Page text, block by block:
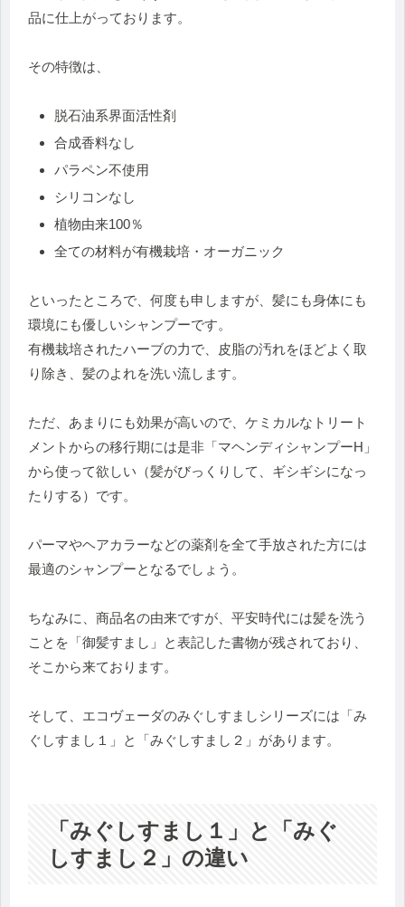
品に仕上がっております。
その特徴は、
脱石油系界面活性剤
合成香料なし
パラペン不使用
シリコンなし
植物由来100％
全ての材料が有機栽培・オーガニック
といったところで、何度も申しますが、髪にも身体にも
環境にも優しいシャンプーです。
有機栽培されたハーブの力で、皮脂の汚れをほどよく取
り除き、髪のよれを洗い流します。
ただ、あまりにも効果が高いので、ケミカルなトリート
メントからの移行期には是非「マヘンディシャンプーH」
から使って欲しい（髪がびっくりして、ギシギシになっ
たりする）です。
パーマやヘアカラーなどの薬剤を全て手放された方には
最適のシャンプーとなるでしょう。
ちなみに、商品名の由来ですが、平安時代には髪を洗う
ことを「御髪すまし」と表記した書物が残されており、
そこから来ております。
そして、エコヴェーダのみぐしすましシリーズには「み
ぐしすまし１」と「みぐしすまし２」があります。
「みぐしすまし１」と「みぐ
しすまし２」の違い